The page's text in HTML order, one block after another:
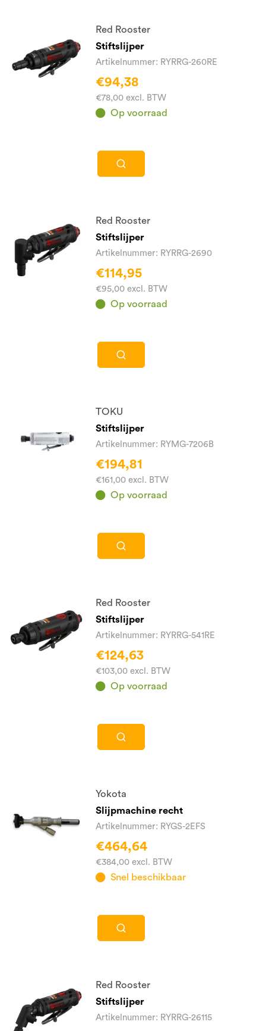
Red Rooster
Stiftslijper
Artikelnummer: RYRRG-260RE
€94,38
€78,00 excl. BTW
Op voorraad
Red Rooster
Stiftslijper
Artikelnummer: RYRRG-2690
€114,95
€95,00 excl. BTW
Op voorraad
TOKU
Stiftslijper
Artikelnummer: RYMG-7206B
€194,81
€161,00 excl. BTW
Op voorraad
Red Rooster
Stiftslijper
Artikelnummer: RYRRG-541RE
€124,63
€103,00 excl. BTW
Op voorraad
Yokota
Slijpmachine recht
Artikelnummer: RYGS-2EFS
€464,64
€384,00 excl. BTW
Snel beschikbaar
Red Rooster
Stiftslijper
Artikelnummer: RYRRG-26115